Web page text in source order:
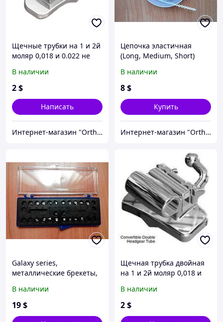
Щечные трубки на 1 и 2й
моляр 0,018 и 0.022 не
Roth,MBT
В наличии
2$
Написать
Интернет-магазин "OrthoWay"
Цепочка эластичная
(Long, Medium, Short)
В наличии
8$
Купить
Интернет-магазин "OrthoWay"
Galaxy series,
металлические брекеты,
набор)
В наличии
19$
Щечная трубка двойная
на 1 и 2й моляр 0,018 и
Roth, MBT
В наличии
2$